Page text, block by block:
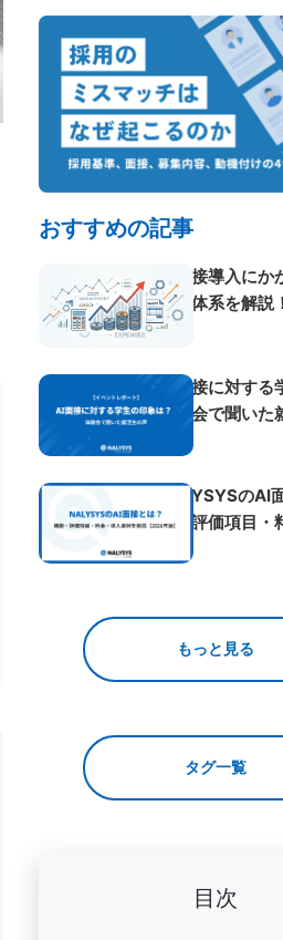
おすすめの記事
AI面接導入にか
料金体系を解説
法も紹...
AI面接に対す
体験会で聞いた
NALYSYSのAI
能・評価項目・
を解...
もっと見る
タグ一覧
目次